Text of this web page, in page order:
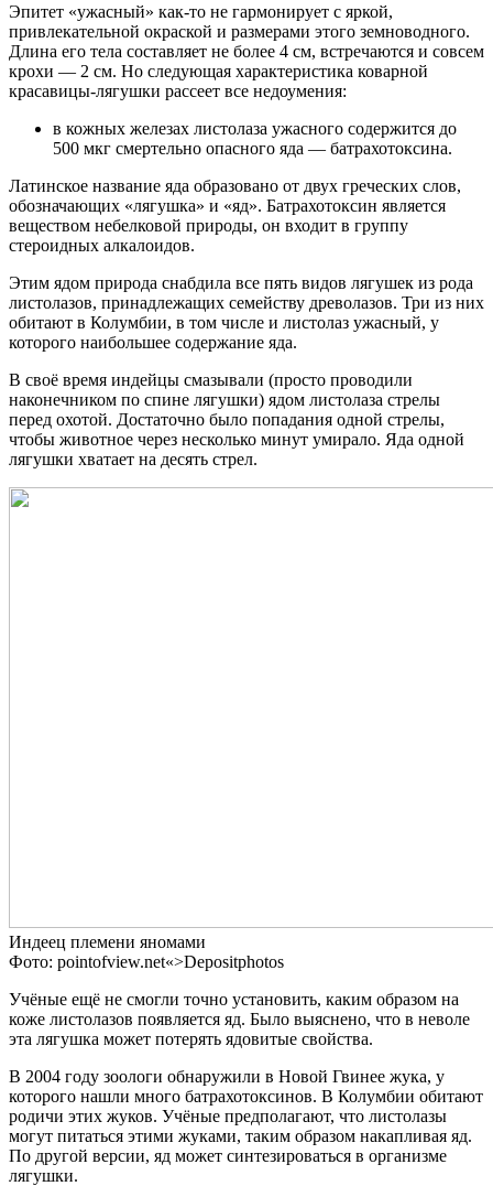
Эпитет «ужасный» как-то не гармонирует с яркой,
привлекательной окраской и размерами этого земноводного.
Длина его тела составляет не более 4 см, встречаются и совсем
крохи — 2 см. Но следующая характеристика коварной
красавицы-лягушки рассеет все недоумения:
в кожных железах листолаза ужасного содержится до
500 мкг смертельно опасного яда — батрахотоксина.
Латинское название яда образовано от двух греческих слов,
обозначающих «лягушка» и «яд». Батрахотоксин является
веществом небелковой природы, он входит в группу
стероидных алкалоидов.
Этим ядом природа снабдила все пять видов лягушек из рода
листолазов, принадлежащих семейству древолазов. Три из них
обитают в Колумбии, в том числе и листолаз ужасный, у
которого наибольшее содержание яда.
В своё время индейцы смазывали (просто проводили
наконечником по спине лягушки) ядом листолаза стрелы
перед охотой. Достаточно было попадания одной стрелы,
чтобы животное через несколько минут умирало. Яда одной
лягушки хватает на десять стрел.
Индеец племени яномами
Фото: pointofview.net«>Depositphotos
Учёные ещё не смогли точно установить, каким образом на
коже листолазов появляется яд. Было выяснено, что в неволе
эта лягушка может потерять ядовитые свойства.
В 2004 году зоологи обнаружили в Новой Гвинее жука, у
которого нашли много батрахотоксинов. В Колумбии обитают
родичи этих жуков. Учёные предполагают, что листолазы
могут питаться этими жуками, таким образом накапливая яд.
По другой версии, яд может синтезироваться в организме
лягушки.